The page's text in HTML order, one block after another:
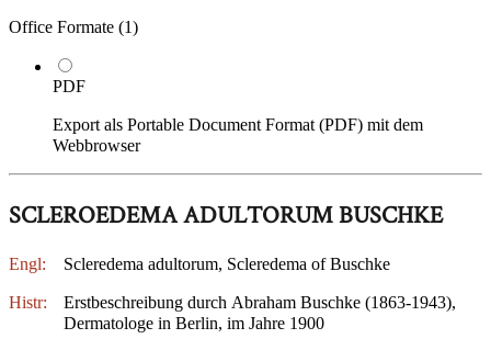
Office Formate (1)
PDF
Export als Portable Document Format (PDF) mit dem
Webbrowser
SCLEROEDEMA ADULTORUM BUSCHKE
Engl: Scleredema adultorum, Scleredema of Buschke
Histr:
Erstbeschreibung durch Abraham Buschke (1863-1943),
Dermatologe in Berlin, im Jahre 1900